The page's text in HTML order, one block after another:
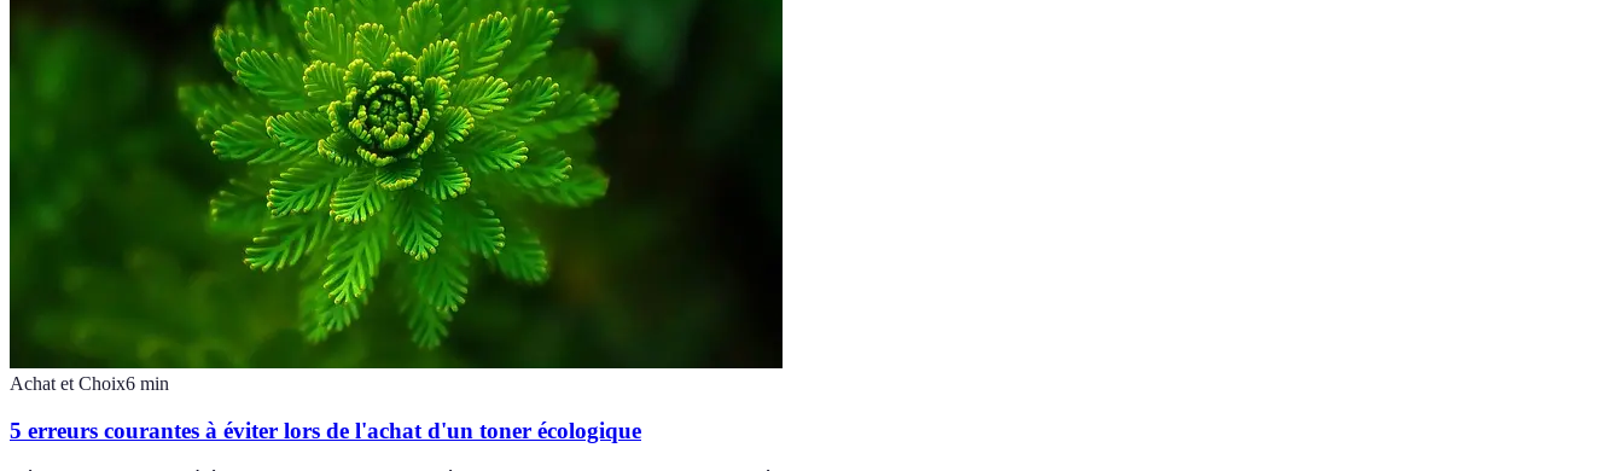
Achat et Choix6 min
5 erreurs courantes à éviter lors de l'achat d'un toner écologique